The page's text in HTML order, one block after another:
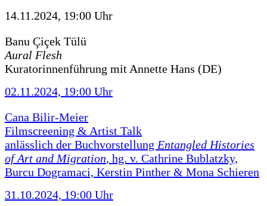
14.11.2024, 19:00 Uhr
Banu Çiçek Tülü
Aural Flesh
Kuratorinnenführung mit Annette Hans (DE)
02.11.2024, 19:00 Uhr
Cana Bilir-Meier
Filmscreening & Artist Talk
anlässlich der Buchvorstellung Entangled Histories
of Art and Migration, hg. v. Cathrine Bublatzky,
Burcu Dogramaci, Kerstin Pinther & Mona Schieren
31.10.2024, 19:00 Uhr